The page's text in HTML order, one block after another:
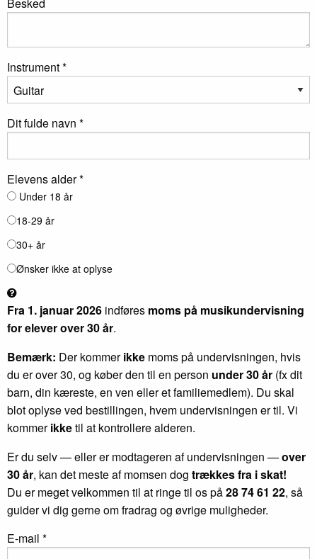
Instrument *
Dit fulde navn *
Elevens alder *
Under 18 år
18-29 år
30+ år
Ønsker ikke at oplyse
Fra 1. januar 2026 indføres moms på musikundervisning
for elever over 30 år.
Bemærk: Der kommerikke moms på undervisningen, hvis
du er over 30, og køber den til en person under 30 år (fx dit
barn, din kæreste, en ven eller et familiemedlem). Du skal
blot oplyse ved bestillingen, hvem undervisningen er til. Vi
kommerikketil at kontrollere alderen.
Er du selv — eller er modtageren af undervisningen —over
30 år, kan det meste af momsen dog trækkes fra i skat!
Du er meget velkommen til at ringe til os på28 74 61 22, så
guider vi dig gerne om fradrag og øvrige muligheder.
E-mail *